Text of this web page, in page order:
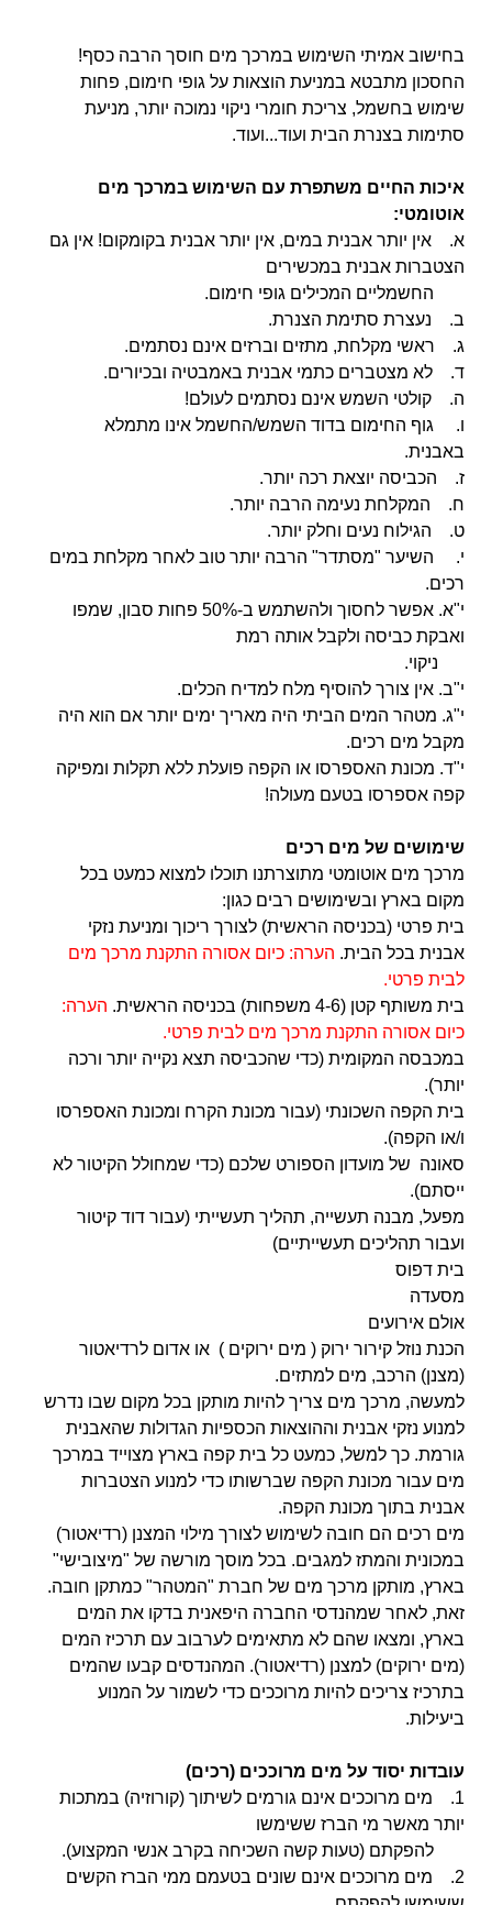
בחישוב אמיתי השימוש במרכך מים חוסך הרבה כסף!
החסכון מתבטא במניעת הוצאות על גופי חימום, פחות
שימוש בחשמל, צריכת חומרי ניקוי נמוכה יותר, מניעת
סתימות בצנרת הבית ועוד...ועוד.
איכות החיים משתפרת עם השימוש במרכך מים
אוטומטי:
א. אין יותר אבנית במים, אין יותר אבנית בקומקום! אין גם
הצטברות אבנית במכשירים
החשמליים המכילים גופי חימום.
ב. נעצרת סתימת הצנרת.
ג. ראשי מקלחת, מתזים וברזים אינם נסתמים.
ד. לא מצטברים כתמי אבנית באמבטיה ובכיורים.
ה. קולטי השמש אינם נסתמים לעולם!
ו. גוף החימום בדוד השמש/החשמל אינו מתמלא
באבנית.
ז. הכביסה יוצאת רכה יותר.
ח. המקלחת נעימה הרבה יותר.
ט. הגילוח נעים וחלק יותר.
י. השיער "מסתדר" הרבה יותר טוב לאחר מקלחת במים
רכים.
י"א. אפשר לחסוך ולהשתמש ב-50% פחות סבון, שמפו
ואבקת כביסה ולקבל אותה רמת
ניקוי.
י"ב. אין צורך להוסיף מלח למדיח הכלים.
י"ג. מטהר המים הביתי היה מאריך ימים יותר אם הוא היה
מקבל מים רכים.
י"ד. מכונת האספרסו או הקפה פועלת ללא תקלות ומפיקה
קפה אספרסו בטעם מעולה!
שימושים של מים רכים
מרכך מים אוטומטי מתוצרתנו תוכלו למצוא כמעט בכל
מקום בארץ ובשימושים רבים כגון:
בית פרטי (בכניסה הראשית) לצורך ריכוך ומניעת נזקי
אבנית בכל הבית. הערה: כיום אסורה התקנת מרכך מים
לבית פרטי.
בית משותף קטן (4-6 משפחות) בכניסה הראשית.
הערה:
כיום אסורה התקנת מרכך מים לבית פרטי.
במכבסה המקומית (כדי שהכביסה תצא נקייה יותר ורכה
יותר).
בית הקפה השכונתי (עבור מכונת הקרח ומכונת האספרסו
ו/או הקפה).
סאונה של מועדון הספורט שלכם (כדי שמחולל הקיטור לא
ייסתם).
מפעל, מבנה תעשייה, תהליך תעשייתי (עבור דוד קיטור
ועבור תהליכים תעשייתיים)
בית דפוס
מסעדה
אולם אירועים
הכנת נוזל קירור ירוק ( מים ירוקים ) או אדום לרדיאטור
(מצנן) הרכב, מים למתזים.
למעשה, מרכך מים צריך להיות מותקן בכל מקום שבו נדרש
למנוע נזקי אבנית וההוצאות הכספיות הגדולות שהאבנית
גורמת. כך למשל, כמעט כל בית קפה בארץ מצוייד במרכך
מים עבור מכונת הקפה שברשותו כדי למנוע הצטברות
אבנית בתוך מכונת הקפה.
מים רכים הם חובה לשימוש לצורך מילוי המצנן (רדיאטור)
במכונית והמתז למגבים. בכל מוסך מורשה של "מיצובישי"
בארץ, מותקן מרכך מים של חברת "המטהר" כמתקן חובה.
זאת, לאחר שמהנדסי החברה היפאנית בדקו את המים
בארץ, ומצאו שהם לא מתאימים לערבוב עם תרכיז המים
(מים ירוקים) למצנן (רדיאטור). המהנדסים קבעו שהמים
בתרכיז צריכים להיות מרוככים כדי לשמור על המנוע
ביעילות.
עובדות יסוד על מים מרוככים (רכים)
1. מים מרוככים אינם גורמים לשיתוך (קורוזיה) במתכות
יותר מאשר מי הברז ששימשו
להפקתם (טעות קשה השכיחה בקרב אנשי המקצוע).
2. מים מרוככים אינם שונים בטעמם ממי הברז הקשים